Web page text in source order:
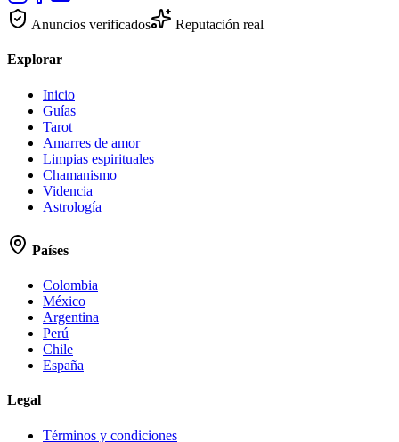
Anuncios verificados Reputación real
Explorar
Inicio
Guías
Tarot
Amarres de amor
Limpias espirituales
Chamanismo
Videncia
Astrología
Países
Colombia
México
Argentina
Perú
Chile
España
Legal
Términos y condiciones